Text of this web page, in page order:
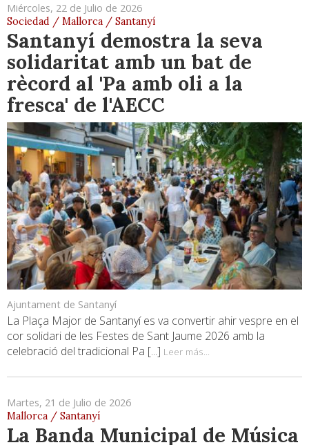
Miércoles, 22 de Julio de 2026
Sociedad / Mallorca / Santanyí
Santanyí demostra la seva
solidaritat amb un bat de
rècord al 'Pa amb oli a la
fresca' de l'AECC
Ajuntament de Santanyí
La Plaça Major de Santanyí es va convertir ahir vespre en el
cor solidari de les Festes de Sant Jaume 2026 amb la
celebració del tradicional Pa [...] Leer más...
Martes, 21 de Julio de 2026
Mallorca / Santanyí
La Banda Municipal de Música